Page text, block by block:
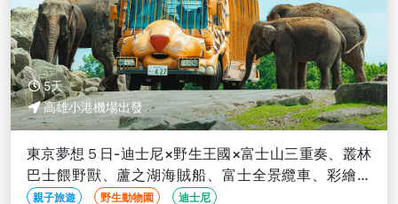
5天
高雄小港機場出發
東京夢想５日-迪士尼×野生王國×富士山三重奏、叢林
巴士餵野獸、蘆之湖海賊船、富士全景纜車、彩繪杯
麵-高雄出發
親子旅遊 野生動物園 迪士尼